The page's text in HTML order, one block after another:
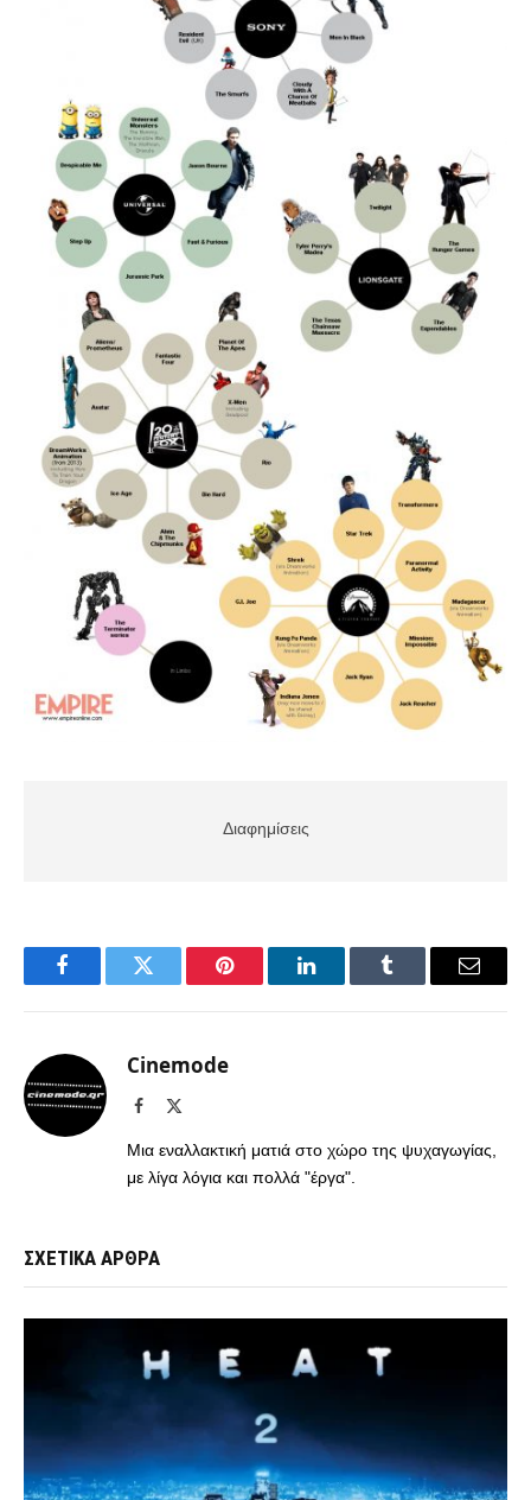
Διαφημίσεις
FacebookTwitter Pinterest LinkedInTumblr Email
Cinemode
Facebook
Μια εναλλακτική ματιά στο χώρο της ψυχαγωγίας,
με λίγα λόγια και πολλά "έργα".
ΣΧΕΤΙΚΑ ΑΡΘΡΑ